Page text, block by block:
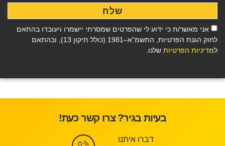
אני מאשר/ת כי ידוע לי שהפרטים שמסרתי יישמרו ויעובדו בהתאם
לחוק הגנת הפרטיות, התשמ"א–1981 (כולל תיקון 13), ובהתאם
למדיניות הפרטיות שלנו.
שלח
בעיות בגיר? צרו קשר כעת!
דברו איתנו